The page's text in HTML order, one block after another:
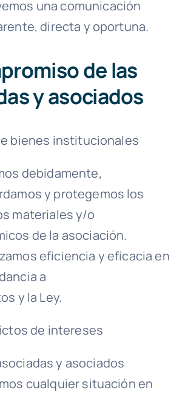
una comunicación
directa y oportuna.
de las
y asociados
bienes institucionales
debidamente,
y protegemos los
materiales y/o
de la asociación.
eficiencia y eficacia en
a
y la Ley.
de intereses
y asociados
cualquier situación en